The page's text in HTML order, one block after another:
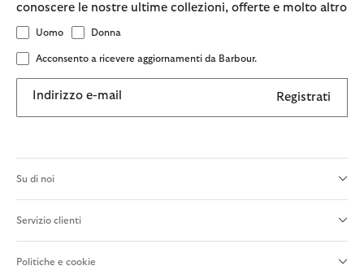
conoscere le nostre ultime collezioni, offerte e molto altro
Uomo Donna
Acconsento a ricevere aggiornamenti da Barbour.
Indirizzo e-mail Registrati
Su di noi
Servizio clienti
Politiche e cookie